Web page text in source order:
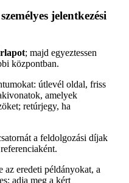
jelentkezési
; majd egyeztessen
központban.
útlevél oldal, friss
amelyek
retúrjegy, ha
a feldolgozási díjak
az eredeti példányokat, a
adja meg a kért